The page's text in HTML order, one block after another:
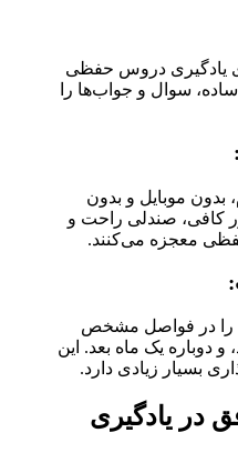
یادگیری دروس حفظی
سوال و جواب‌ها را
موبایل و بدون
کافی، صندلی راحت و
معجزه می‌کنند.
را در فواصل مشخص
و دوباره یک ماه بعد. این
بسیار زیادی دارد.
در یادگیری